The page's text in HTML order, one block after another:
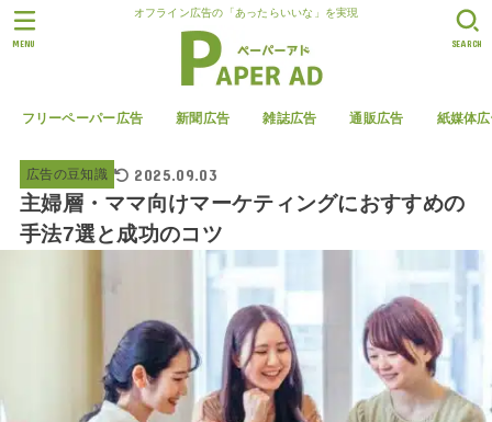
オフライン広告の「あったらいいな」を実現
フリーペーパー広告 新聞広告 雑誌広告 通販広告 紙媒体
SEARCH
MENU
広告の豆知識 2025.09.03
主婦層・ママ向けマーケティングにおすすめの
手法7選と成功のコツ